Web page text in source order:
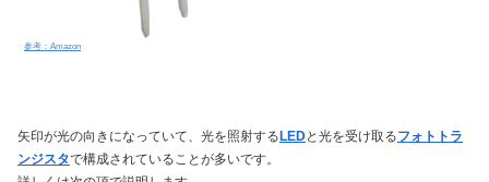
参考：Amazon
矢印が光の向きになっていて、光を照射するLEDと光を受け取るフォトトラ
ンジスタで構成されていることが多いです。